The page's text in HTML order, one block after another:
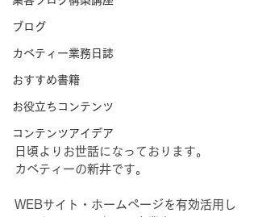
ブログ
カベティー業務日誌
おすすめ書籍
お役立ちコンテンツ
コンテンツアイデア
日頃よりお世話になっております。
カベティーの新井です。
WEBサイト・ホームページを有効活用し